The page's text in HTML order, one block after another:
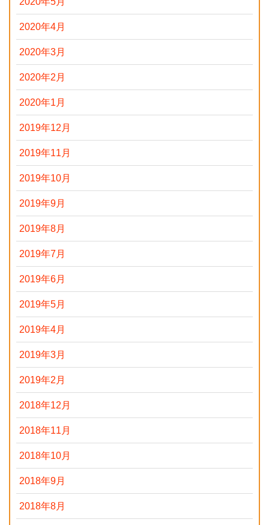
2020年4月
2020年3月
2020年2月
2020年1月
2019年12月
2019年11月
2019年10月
2019年9月
2019年8月
2019年7月
2019年6月
2019年5月
2019年4月
2019年3月
2019年2月
2018年12月
2018年11月
2018年10月
2018年9月
2018年8月